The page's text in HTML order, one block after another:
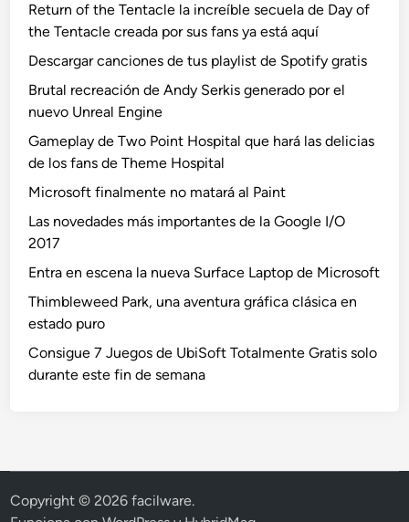
Return of the Tentacle la increíble secuela de Day of
the Tentacle creada por sus fans ya está aquí
Descargar canciones de tus playlist de Spotify gratis
Brutal recreación de Andy Serkis generado por el
nuevo Unreal Engine
Gameplay de Two Point Hospital que hará las delicias
de los fans de Theme Hospital
Microsoft finalmente no matará al Paint
Las novedades más importantes de la Google I/O
2017
Entra en escena la nueva Surface Laptop de Microsoft
Thimbleweed Park, una aventura gráfica clásica en
estado puro
Consigue 7 Juegos de UbiSoft Totalmente Gratis solo
durante este fin de semana
Copyright © 2026facilware.